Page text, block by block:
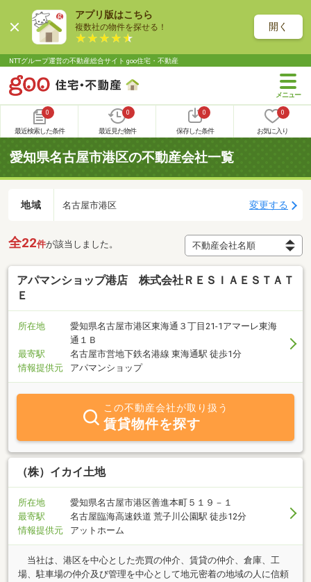
アプリ版はこちら
複数社の物件を探せる！ 開く
NTTグループ運営の不動産総合サイト goo住宅・不動産
0
最近検索した条件
0
最近見た物件
0
保存した条件
0
お気に入り
愛知県名古屋市港区の不動産会社一覧
地域 名古屋市港区 変更する
全22件が該当しました。
アパマンショップ港店 株式会社ＲＥＳＩＡＥＳＴＡＴ
Ｅ
所在地
愛知県名古屋市港区東海通３丁目21-1アマーレ東海
通１Ｂ
最寄駅
名古屋市営地下鉄名港線 東海通駅 徒歩1分
情報提供元
アパマンショップ
この不動産会社が取り扱う
賃貸物件を探す
（株）イカイ土地
所在地
愛知県名古屋市港区善進本町５１９－１
最寄駅
名古屋臨海高速鉄道 荒子川公園駅 徒歩12分
情報提供元
アットホーム
当社は、港区を中心とした売買の仲介、賃貸の仲介、倉庫、工
場、駐車場の仲介及び管理を中心として地元密着の地域の人に信頼